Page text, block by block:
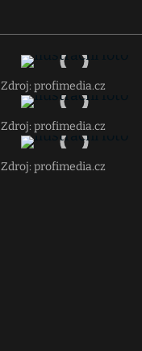
Zdroj: profimedia.cz
Zdroj: profimedia.cz
Zdroj: profimedia.cz